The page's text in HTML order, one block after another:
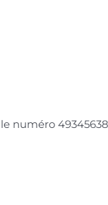
numéro